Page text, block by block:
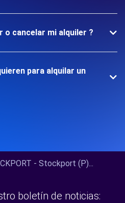
o cancelar mi alquiler ?
para alquilar un
- Stockport (P)...
boletín de noticias: